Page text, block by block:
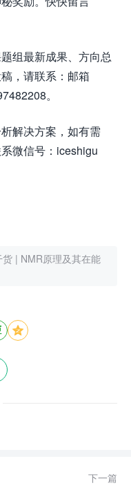
组最新成果、方向总
，请联系：邮箱
。
解决方案，如有需
微信号：iceshigu
货 | NMR原理及其在能

下一篇